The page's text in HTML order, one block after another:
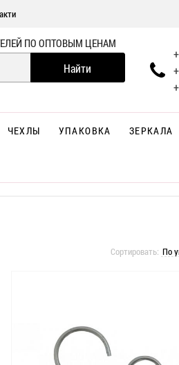
ПО ОПТОВЫМ ЦЕНАМ
ЧЕХЛЫ УПАКОВКА ЗЕРКАЛА
Сортировать: